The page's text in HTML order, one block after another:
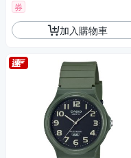
券
加入購物車